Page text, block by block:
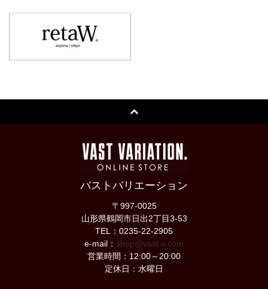
バストバリエーション
〒997-0025
山形県鶴岡市日出2丁目3-53
TEL：0235-22-2905
e-mail： shop@vast-v.com
営業時間：12:00～20:00
定休日：水曜日